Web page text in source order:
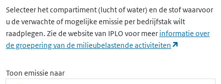
Selecteer het compartiment (lucht of water) en de stof waarvoor
u de verwachte of mogelijke emissie per bedrijfstak wilt
raadplegen. Zie de website van IPLO voor meer informatie over
de groepering van de milieubelastende activiteiten
Toon emissie naar